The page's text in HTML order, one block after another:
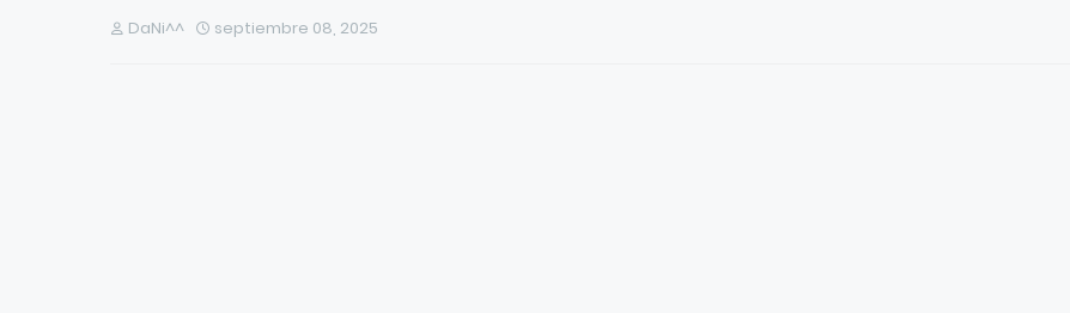
DaNi^^ septiembre 08, 2025